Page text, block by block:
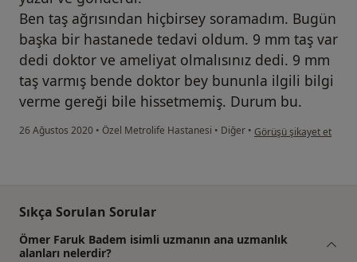
Ben taş ağrısından hiçbirsey soramadım. Bugün
başka bir hastanede tedavi oldum. 9 mm taş var
dedi doktor ve ameliyat olmalısınız dedi. 9 mm
taş varmış bende doktor bey bununla ilgili bilgi
verme gereği bile hissetmemiş. Durum bu.
26 Ağustos 2020 • Özel Metrolife Hastanesi • Diğer • kullanıcının görüşüne
Görüşü şikayet et
Sıkça Sorulan Sorular
Ömer Faruk Badem isimli uzmanın ana uzmanlık
alanları nelerdir?